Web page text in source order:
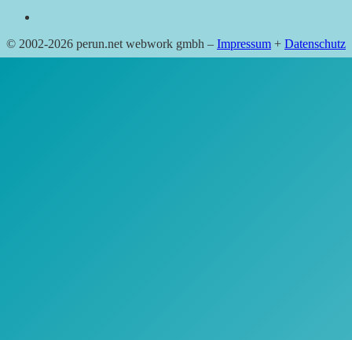
© 2002-2026 perun.net webwork gmbh – Impressum + Datenschutz